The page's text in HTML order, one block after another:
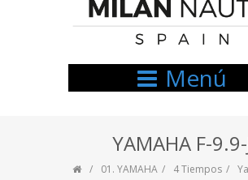
Menú
YAMAHA F-9.9-
01. YAMAHA 4 Tiempos